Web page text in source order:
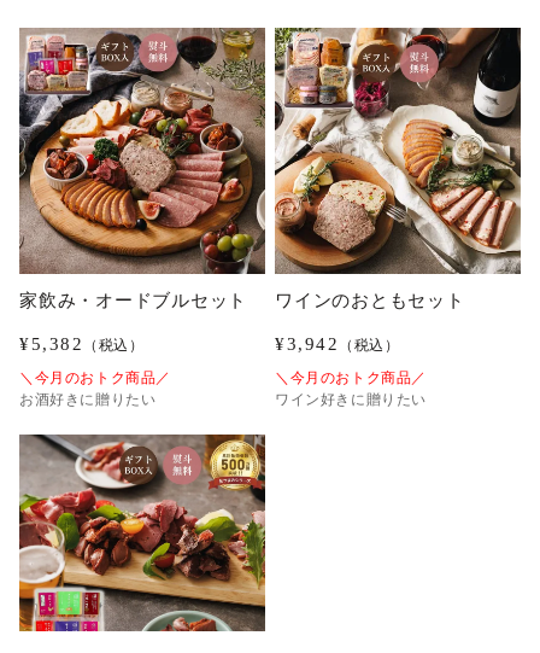
家飲み・オードブルセット
¥5,382
（税込）
＼今月のおトク商品／
お酒好きに贈りたい
ワインのおともセット
¥3,942
（税込）
＼今月のおトク商品／
ワイン好きに贈りたい